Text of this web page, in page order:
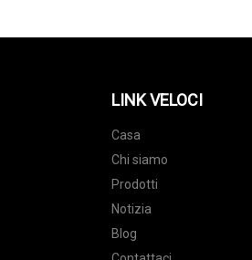
LINK VELOCI
Casa
Chi siamo
Prodotti
Notizia
Blog